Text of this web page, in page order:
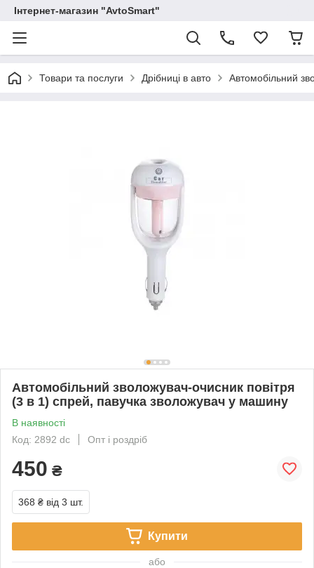
Інтернет-магазин "AvtoSmart"
Товари та послуги Дрібниці в авто Автомобільний
Автомобільний зволожувач-очисник повітря
(3 в 1) спрей, павучка зволожувач у машину
В наявності
Код: 2892 dc
Опт і роздріб
450 ₴
368 ₴ від 3 шт.
Купити
або